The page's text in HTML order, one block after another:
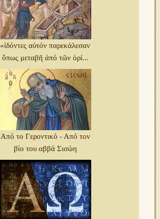
«ἰδόντες αὐτόν παρεκάλεσαν
ὅπως μεταβῆ ἀπό τῶν ὁρί...
Από το Γεροντικό - Από τον
βίο του αββά Σισώη